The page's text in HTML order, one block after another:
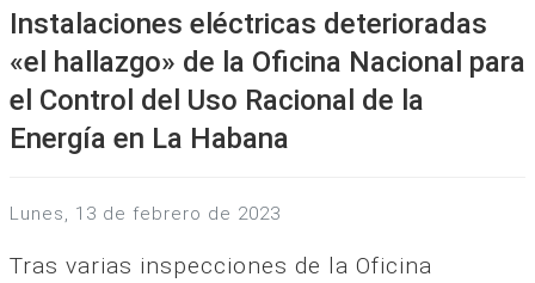
Instalaciones eléctricas deterioradas
«el hallazgo» de la Oficina Nacional para
el Control del Uso Racional de la
Energía en La Habana
lunes, 13 de febrero de 2023
Tras varias inspecciones de la Oficina